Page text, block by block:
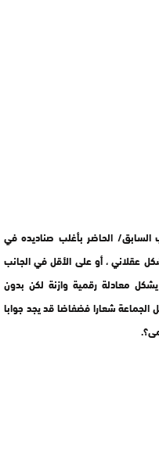
الحاضر بأغلب صناديده في
عقلاني ، أو على الأقل في الجانب
معادلة رقمية وازنة لكن بدون
شعارا فضفاضا قد يجد جوابا